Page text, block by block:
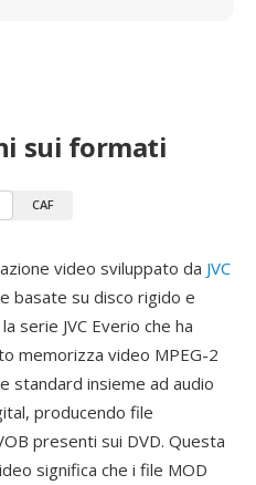
sui formati
CAF
video sviluppato da JVC
basate su disco rigido e
serie JVC Everio che ha
memorizza video MPEG-2
standard insieme ad audio
producendo file
presenti sui DVD. Questa
significa che i file MOD